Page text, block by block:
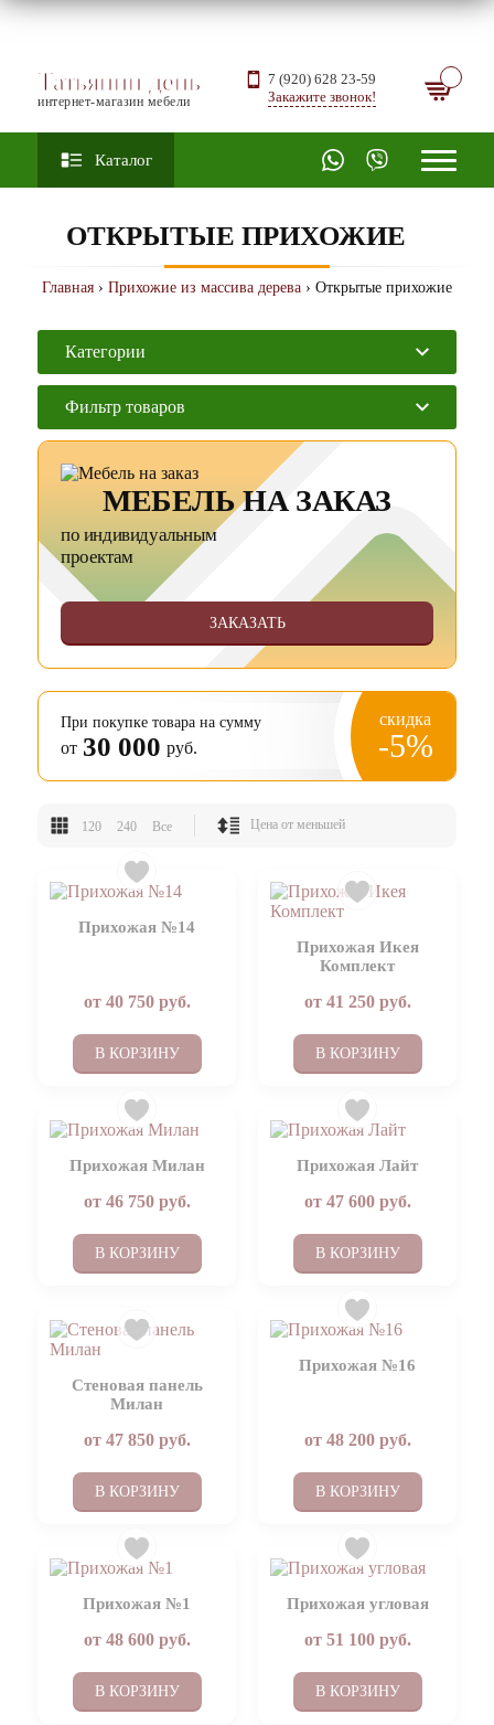
Татьянин день
интернет-магазин мебели
7 (920) 628 23-59
Закажите звонок!
Каталог
ОТКРЫТЫЕ ПРИХОЖИЕ
Главная › Прихожие из массива дерева › Открытые прихожие
Категории
Фильтр товаров
МЕБЕЛЬ НА ЗАКАЗ
по индивидуальным
проектам
ЗАКАЗАТЬ
При покупке товара на сумму
от 30 000 руб.
скидка
-5%
120 240 Все
Прихожая №14
от 40 750руб.
В КОРЗИНУ
Прихожая Икея
Комплект
от 41 250руб.
В КОРЗИНУ
Прихожая Милан
от 46 750руб.
В КОРЗИНУ
Прихожая Лайт
от 47 600руб.
В КОРЗИНУ
Стеновая панель
Милан
от 47 850руб.
В КОРЗИНУ
Прихожая №16
от 48 200руб.
В КОРЗИНУ
Прихожая №1
от 48 600руб.
В КОРЗИНУ
Прихожая угловая
от 51 100руб.
В КОРЗИНУ